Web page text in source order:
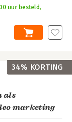
uur besteld,
als
marketing
34% KORTING